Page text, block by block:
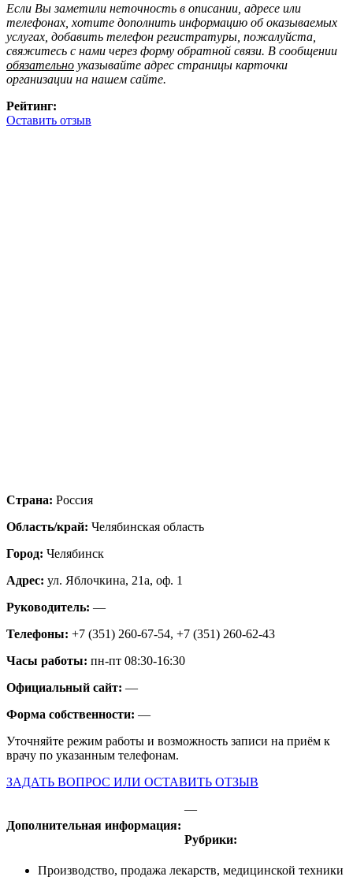
Если Вы заметили неточность в описании, адресе или
телефонах, хотите дополнить информацию об оказываемых
услугах, добавить телефон регистратуры, пожалуйста,
свяжитесь с нами через форму обратной связи. В сообщении
обязательно указывайте адрес страницы карточки
организации на нашем сайте.
Рейтинг:
Оставить отзыв
Страна: Россия
Область/край: Челябинская область
Город: Челябинск
Адрес: ул. Яблочкина, 21а, оф. 1
Руководитель: —
Телефоны: +7 (351) 260-67-54, +7 (351) 260-62-43
Часы работы: пн-пт 08:30-16:30
Официальный сайт: —
Форма собственности: —
Уточняйте режим работы и возможность записи на приём к
врачу по указанным телефонам.
ЗАДАТЬ ВОПРОС ИЛИ ОСТАВИТЬ ОТЗЫВ
Дополнительная информация:
—
Рубрики:
Производство, продажа лекарств, медицинской техники